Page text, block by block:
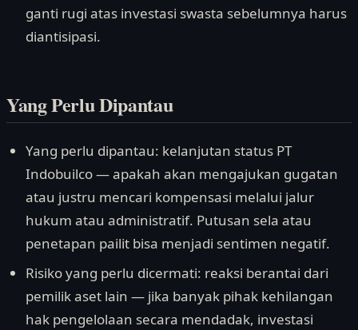
ganti rugi atas investasi swasta sebelumnya harus
diantisipasi.
Yang Perlu Dipantau
Yang perlu dipantau: kelanjutan status PT
Indobuilco — apakah akan mengajukan gugatan
atau justru mencari kompensasi melalui jalur
hukum atau administratif. Putusan sela atau
penetapan pailit bisa menjadi sentimen negatif.
Risiko yang perlu dicermati: reaksi berantai dari
pemilik aset lain — jika banyak pihak kehilangan
hak pengelolaan secara mendadak, investasi